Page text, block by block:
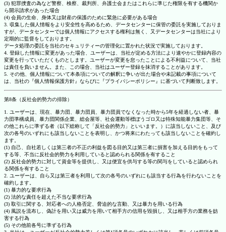
(3) 犯罪捜査の為など警察、検察、裁判所、弁護士会またはこれらに準じた権限を有する機関か
ら開示請求があった場合
(4) 会員の生命、身体又は財産の保護のために緊急に必要がある場合
3. 収集した個人情報をより安全性を高めるため、データセンターに保管の委託を実施しておりま
すが、データセンターでは個人情報にアクセスする権利は無く、又データセンターは当社により
定期的に監督をしております。
データ処理の委託を当社のセキュリティーの管理化に置かれた状況で実施しております。
4. 登録した情報に変更があった場合、ユーザーは、当社が定める方法により速やかに登録内容の
変更を行っていただくものとします。ユーザーが変更を怠ったことによる不利益について、当社
は責任を負いません。また、この場合、当社はユーザー登録を抹消することがあります。
5. その他、個人情報について本条項についての解釈に争いが出た場合や未記載の事項について
は、当社の『個人情報保護方針』ならびに『プライバシーポリシー』に基づいて判断致します。
第8条（反社会的勢力の排除）
1. ユーザーは、現在、暴力団、暴力団員、暴力団員でなくなった時から5年を経過しない者、暴
力団準構成員、暴力団関係企業、総会屋等、社会運動等標ぼうゴロ又は特殊知能暴力集団等、そ
の他これらに準ずる者（以下総称して「反社会的勢力」といいます。）に該当しないこと、及び
次の各号のいずれにも該当しないことを表明し、かつ将来にわたっても該当しないことを確約し
ます。
(1) 自己、自社若しくは第三者の不正の利益を図る目的又は第三者に損害を加える目的をもって
する等、不当に反社会的勢力を利用していると認められる関係を有すること
(2) 反社会的勢力に対して資金等を提供し、又は便宜を供与する等の関与をしていると認められ
る関係を有すること
2. ユーザーは、自ら又は第三者を利用して次の各号のいずれにも該当する行為を行わないことを
確約します。
(1) 暴力的な要求行為
(2) 法的な責任を超えた不当な要求行為
(3) 取引に関する、対応者への人格否定、脅迫的な言動、又は暴力を用いる行為
(4) 風説を流布し、偽計を用い又は威力を用いて相手方の信用を毀損し、又は相手方の業務を妨
害する行為
(5) その他前各号に準ずる行為